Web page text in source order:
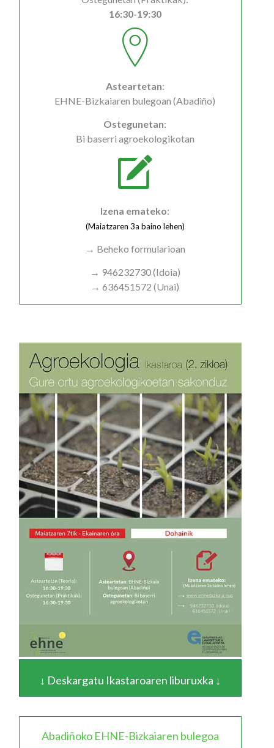
16:30-19:30
Asteartetan:
EHNE-Bizkaiaren bulegoan (Abadiño)
Ostegunetan:
Bi baserri agroekologikotan
Izena emateko:
(Maiatzaren 3a baino lehen)
→ Beheko formularioan
→ 946232730 (Idoia)
→ 636451572 (Unai)
↓ Deskargatu Ikastaroaren liburuxka ↓
Abadiñoko EHNE-Bizkaiaren bulegoa